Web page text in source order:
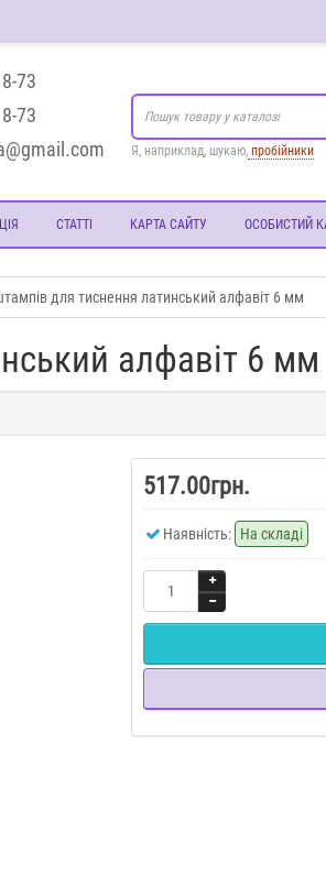
73
73
Я, наприклад, шукаю, пробійники
СТАТТІ КАРТА САЙТУ ОСОБИСТИЙ
для тиснення латинський алфавіт 6 мм
алфавіт 6 мм
517.00грн.
Наявність: На складі